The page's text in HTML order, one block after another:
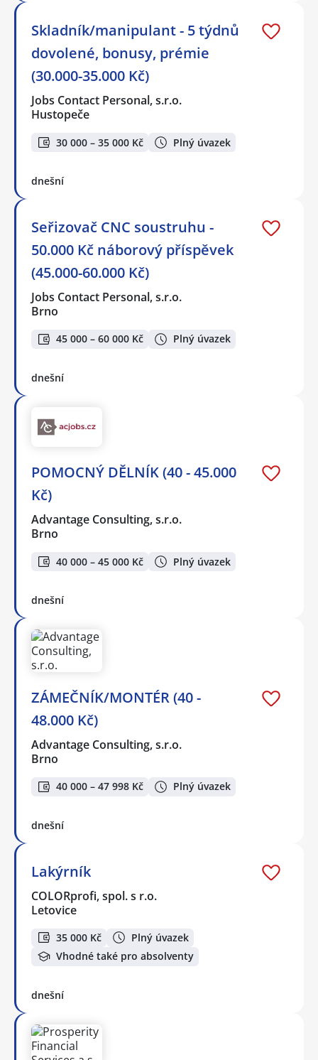
Skladník/manipulant - 5 týdnů
dovolené, bonusy, prémie
(30.000-35.000 Kč)
Jobs Contact Personal, s.r.o.
Hustopeče
30 000 – 35 000 Kč Plný úvazek
dnešní
Seřizovač CNC soustruhu -
50.000 Kč náborový příspěvek
(45.000-60.000 Kč)
Jobs Contact Personal, s.r.o.
Brno
45 000 – 60 000 Kč Plný úvazek
dnešní
POMOCNÝ DĚLNÍK (40 - 45.000
Kč)
Advantage Consulting, s.r.o.
Brno
40 000 – 45 000 Kč Plný úvazek
dnešní
ZÁMEČNÍK/MONTÉR (40 -
48.000 Kč)
Advantage Consulting, s.r.o.
Brno
40 000 – 47 998 Kč Plný úvazek
dnešní
Lakýrník
COLORprofi, spol. s r.o.
Letovice
35 000 Kč
Plný úvazek
Vhodné také pro absolventy
dnešní